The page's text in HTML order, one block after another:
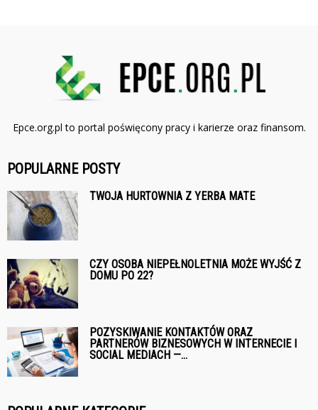
Epce.org.pl to portal poświęcony pracy i karierze oraz finansom.
POPULARNE POSTY
TWOJA HURTOWNIA Z YERBA MATE
CZY OSOBA NIEPEŁNOLETNIA MOŻE WYJŚĆ Z
DOMU PO 22?
POZYSKIWANIE KONTAKTÓW ORAZ
PARTNERÓW BIZNESOWYCH W INTERNECIE I
SOCIAL MEDIACH —...